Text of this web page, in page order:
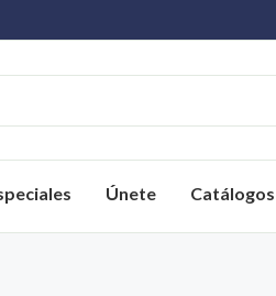
Únete Catálogos